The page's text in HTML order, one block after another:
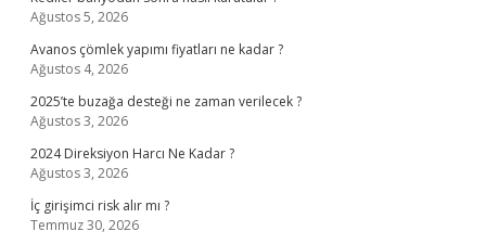
Ağustos 5, 2026
Avanos çömlek yapımı fiyatları ne kadar ?
Ağustos 4, 2026
2025’te buzağa desteği ne zaman verilecek ?
Ağustos 3, 2026
2024 Direksiyon Harcı Ne Kadar ?
Ağustos 3, 2026
İç girişimci risk alır mı ?
Temmuz 30, 2026